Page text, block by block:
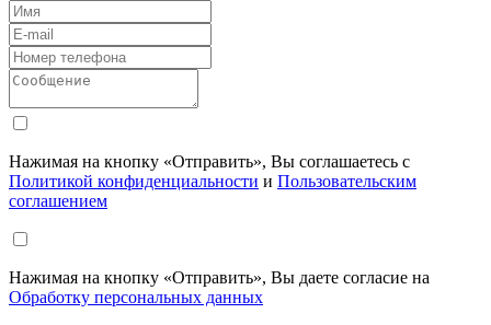
Нажимая на кнопку «Отправить», Вы соглашаетесь с
Политикой конфиденциальности и Пользовательским
соглашением
Нажимая на кнопку «Отправить», Вы даете согласие на
Обработку персональных данных